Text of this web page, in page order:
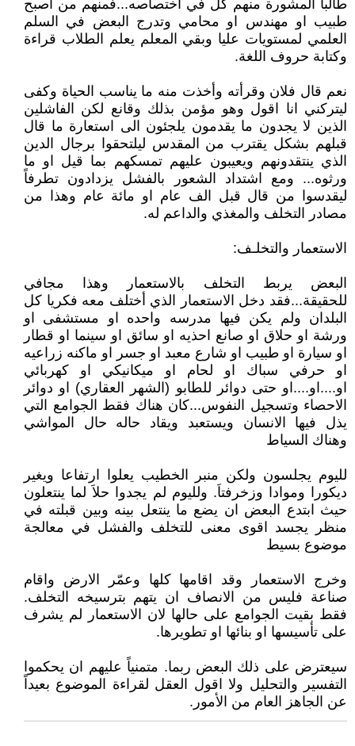
طالباً المشورة منهم كل في اختصاصه...فمنهم من اصبح
طبيب او مهندس او محامي وتدرج البعض في السلم
العلمي لمستويات عليا وبقي المعلم يعلم الطلاب قراءة
وكتابة حروف اللغة.
نعم قال فلان وقرأته وأخذت منه ما يناسب الحياة وكفى
ليتركني انا اقول وهو مؤمن بذلك وقانع لكن الفاشلين
الذين لا يجدون ما يقدمون يلجئون الى استعارة ما قال
قبلهم بشكل يقترب من المقدس ليلتحقوا برجال الدين
الذي ينتقدونهم ويعيبون عليهم تمسكهم بما قيل او ما
ورثوه... ومع اشتداد الشعور بالفشل يزدادون تطرفاً
ليقدسوا من قال قبل الف عام او مائة عام وهذا من
مصادر التخلف والمغذي والداعم له.
الاستعمار والتخلـف:
البعض يربط التخلف بالاستعمار وهذا مجافي
للحقيقة...فقد دخل الاستعمار الذي أختلف معه فكريا كل
البلدان ولم يكن فيها مدرسه واحده او مستشفى او
ورشة او حلاق او صانع احذيه او سائق او سينما او قطار
او سيارة او طبيب او شارع معبد او جسر او ماكنه زراعيه
او حرفي سباك او لحام او ميكانيكي او كهربائي
او....او....او حتى دوائر للطابو (الشهر العقاري) او دوائر
الاحصاء وتسجيل النفوس...كان هناك فقط الجوامع التي
يذل فيها الانسان ويستعبد ويقاد حاله حال المواشي
وهناك السياط
لليوم يجلسون ولكن منبر الخطيب يعلوا ارتفاعا ويغير
ديكورا وموادا وزخرفتاَ. ولليوم لم يجدوا حلاَ لما ينتعلون
حيث ابتدع البعض ان يضع ما ينتعل بينه وبين قبلته في
منظر يجسد اقوى معنى للتخلف والفشل في معالجة
موضوع بسيط
وخرج الاستعمار وقد اقامها كلها وعمّر الارض واقام
صناعة فليس من الانصاف ان يتهم بترسيخه التخلف.
فقط بقيت الجوامع على حالها لان الاستعمار لم يشرف
على تأسيسها او بنائها او تطويرها.
سيعترض على ذلك البعض ربما. متمنياً عليهم ان يحكموا
التفسير والتحليل ولا اقول العقل لقراءة الموضوع بعيداً
عن الجاهز العام من الأمور.